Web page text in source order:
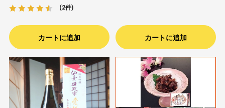
(2件)
カートに追加 カートに追加